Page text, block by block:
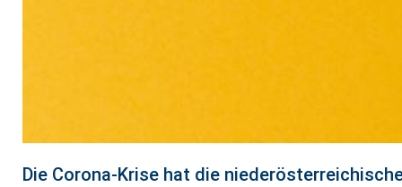
Die Corona-Krise hat die